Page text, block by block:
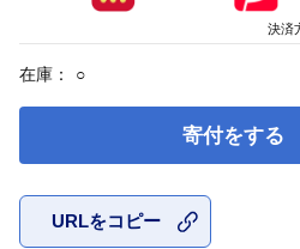
在庫： ○
寄付をする
URLをコピー
決済